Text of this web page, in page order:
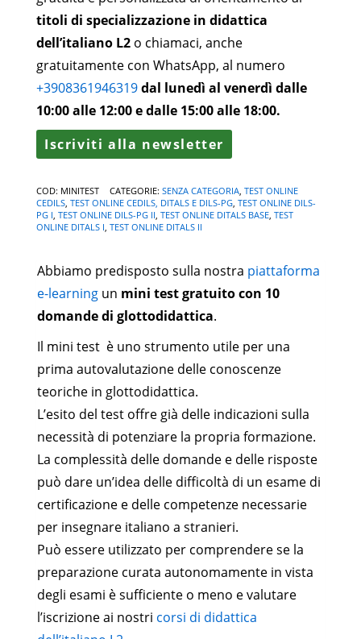
titoli di specializzazione in didattica
dell’italiano L2 o chiamaci, anche
gratuitamente con WhatsApp, al numero
+3908361946319dal lunedì al venerdì dalle
10:00 alle 12:00 e dalle 15:00 alle 18:00.
Iscriviti alla newsletter
COD: MINITEST CATEGORIE: SENZA CATEGORIA TEST ONLINE
CEDILS TEST ONLINE CEDILS, DITALS E DILS-PG TEST ONLINE DILS-
PG I TEST ONLINE DILS-PG II TEST ONLINE DITALS BASE TEST
ONLINE DITALS I TEST ONLINE DITALS II
Abbiamo predisposto sulla nostra piattaforma
e-learning un mini test gratuito con 10
domande di glottodidattica.
Il mini test è uno strumento utile per una
prima autovalutazione delle conoscenze
teoriche in glottodidattica.
L’esito del test offre già delle indicazioni sulla
necessità di potenziare la propria formazione.
La complessità delle domande e delle risposte
può dare un’idea delle difficoltà di un esame di
certificazione e delle competenze necessarie
per insegnare italiano a stranieri.
Può essere utilizzato per comprendere se la
preparazione curata autonomamente in vista
degli esami è sufficiente o meno e valutare
l’iscrizione ai nostri corsi di didattica